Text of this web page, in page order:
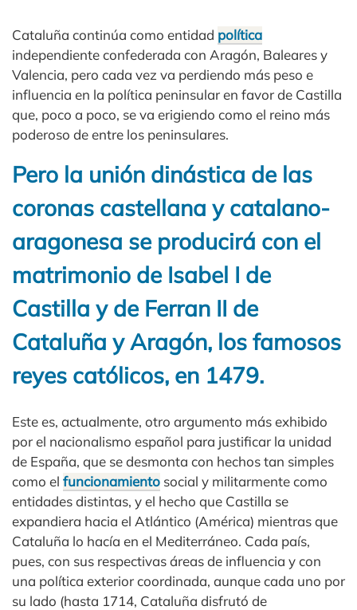
Cataluña continúa como entidad política
independiente confederada con Aragón, Baleares y
Valencia, pero cada vez va perdiendo más peso e
influencia en la política peninsular en favor de Castilla
que, poco a poco, se va erigiendo como el reino más
poderoso de entre los peninsulares.
Pero la unión dinástica de las
coronas castellana y catalano-
aragonesa se producirá con el
matrimonio de Isabel I de
Castilla y de Ferran II de
Cataluña y Aragón, los famosos
reyes católicos, en 1479.
Este es, actualmente, otro argumento más exhibido
por el nacionalismo español para justificar la unidad
de España, que se desmonta con hechos tan simples
como el funcionamiento social y militarmente como
entidades distintas, y el hecho que Castilla se
expandiera hacia el Atlántico (América) mientras que
Cataluña lo hacía en el Mediterráneo. Cada país,
pues, con sus respectivas áreas de influencia y con
una política exterior coordinada, aunque cada uno por
su lado (hasta 1714, Cataluña disfrutó de